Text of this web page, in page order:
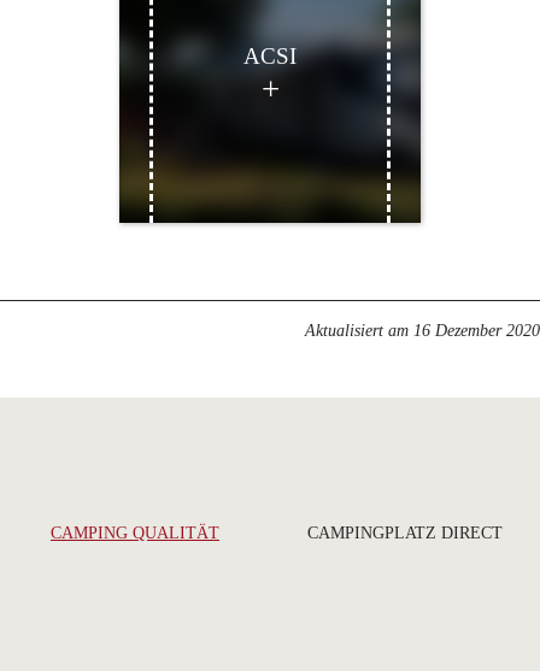
ACSI
Aktualisiert am 16 Dezember 2020
CAMPING QUALITÄT CAMPINGPLATZ DIRECT